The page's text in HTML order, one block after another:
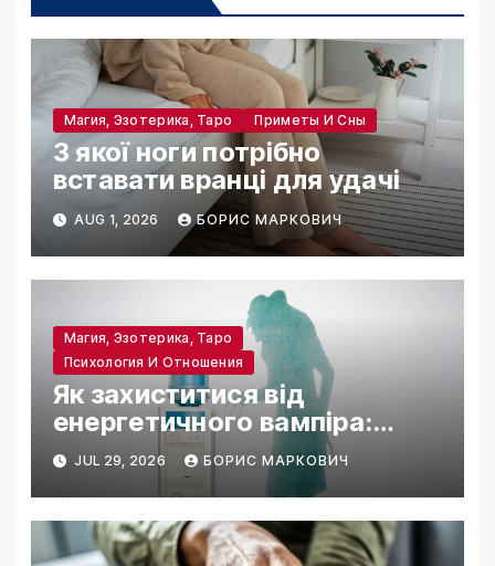
Магия, Эзотерика, Таро Приметы И Сны
З якої ноги потрібно
вставати вранці для удачі
AUG 1, 2026 БОРИС МАРКОВИЧ
Магия, Эзотерика, Таро
Психология И Отношения
Як захиститися від
енергетичного вампіра:
практичні методи
збереження сил
JUL 29, 2026 БОРИС МАРКОВИЧ